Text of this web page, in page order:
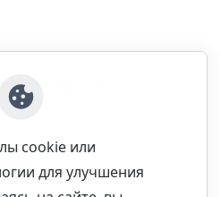
cookie или
для улучшения